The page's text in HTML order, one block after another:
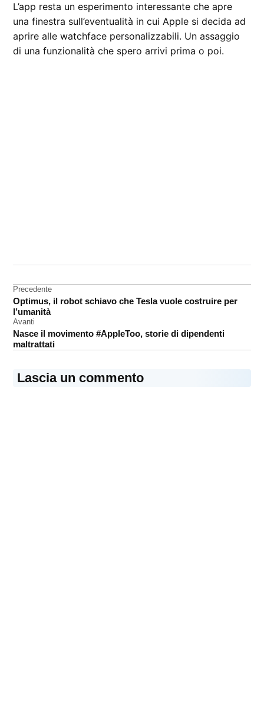
L’app resta un esperimento interessante che apre
una finestra sull’eventualità in cui Apple si decida ad
aprire alle watchface personalizzabili. Un assaggio
di una funzionalità che spero arrivi prima o poi.
Navigazione
articoli
Precedente
Optimus, il robot schiavo che Tesla vuole costruire per
l’umanità
Avanti
Nasce il movimento #AppleToo, storie di dipendenti
maltrattati
Lascia un commento